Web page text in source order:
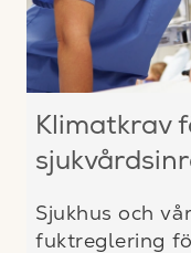
Klimatkrav
Sjukhus och
fuktreglering